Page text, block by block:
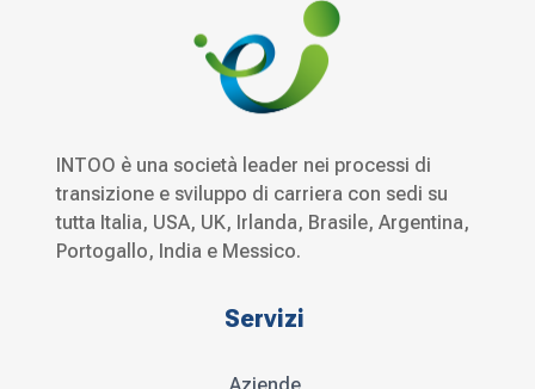
INTOO è una società leader nei processi di
transizione e sviluppo di carriera con sedi su
tutta Italia, USA, UK, Irlanda, Brasile, Argentina,
Portogallo, India e Messico.
Servizi
Aziende